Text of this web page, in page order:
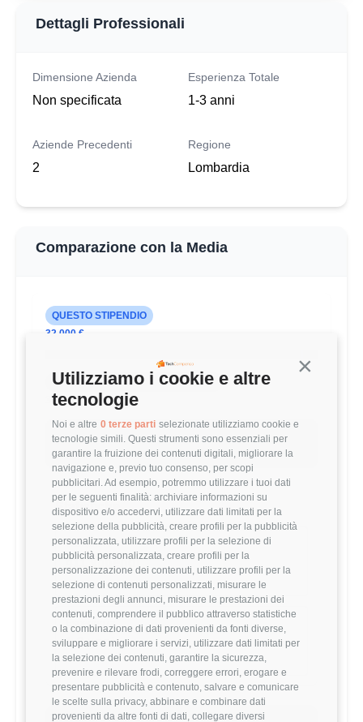
Continua
Utilizziamo i cookie e altre
tecnologie
Noi e altre 0 terze parti selezionate utilizziamo cookie e
tecnologie simili. Questi strumenti sono essenziali per
garantire la fruizione dei contenuti digitali, migliorare la
navigazione e, previo tuo consenso, per scopi
pubblicitari. Ad esempio, potremmo utilizzare i tuoi dati
per le seguenti finalità: archiviare informazioni su
dispositivo e/o accedervi, utilizzare dati limitati per la
selezione della pubblicità, creare profili per la pubblicità
personalizzata, utilizzare profili per la selezione di
pubblicità personalizzata, creare profili per la
personalizzazione dei contenuti, utilizzare profili per la
selezione di contenuti personalizzati, misurare le
prestazioni degli annunci, misurare le prestazioni dei
contenuti, comprendere il pubblico attraverso statistiche
o la combinazione di dati provenienti da fonti diverse,
sviluppare e migliorare i servizi, utilizzare dati limitati per
la selezione dei contenuti, garantire la sicurezza,
prevenire e rilevare frodi, correggere errori, erogare e
presentare pubblicità e contenuto, salvare e comunicare
le scelte sulla privacy, abbinare e combinare dati
provenienti da altre fonti di dati, collegare diversi
Dettagli Professionali
Dimensione Azienda
Non specificata
Esperienza Totale
1-3 anni
Aziende Precedenti
2
Regione
Lombardia
Comparazione con la Media
QUESTO STIPENDIO
32.000 €
MEDIA UX-UI DESIGNER (1-3 ANNI)
30,059 €
Questo stipendio è al 72° percentile
+6.46% rispetto alla media
Statistiche
Campione
411 stipendi
Esperienza
1-3 anni